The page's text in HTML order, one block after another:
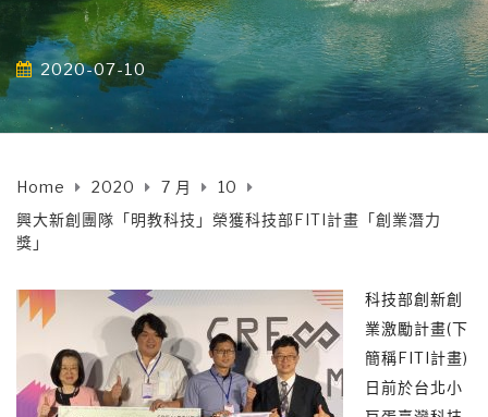
2020-07-10
Home 2020 7 月
10
興大新創團隊「明教科技」榮獲科技部FITI計畫「創業潛力
獎」
科技部創新創
業激勵計畫(下
簡稱FITI計畫)
日前於台北小